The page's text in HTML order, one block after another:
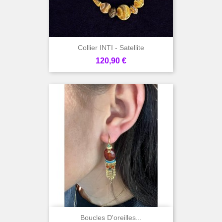
Collier INTI - Satellite
Prix
120,90 €
Boucles D'oreilles...